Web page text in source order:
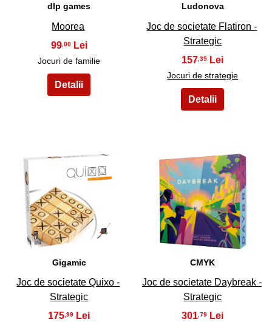
dlp games
Moorea
99,00
Jocuri de familie
Ludonova
Joc de societate Flatiron -
Strategic
157 ,35
Jocuri de strategie
27
Gigamic
Joc de societate Quixo -
Strategic
175 ,99
28
CMYK
Joc de societate Daybreak -
Strategic
301 ,79